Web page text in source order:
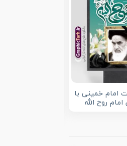
امام خمینی با
امام روح الله